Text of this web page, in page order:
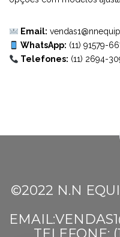
Email:
WhatsApp: (11) 91579-
Telefones: (11) 2694-
©2022 N.N